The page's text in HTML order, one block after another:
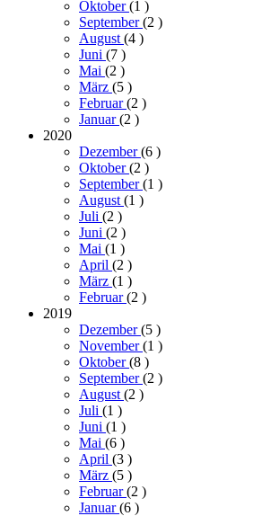
Oktober(1 )
September(2 )
August (4 )
Juni (7 )
Mai (2 )
März (5 )
Februar(2 )
Januar(2 )
2020
Dezember(6 )
Oktober(2 )
September(1 )
August (1 )
Juli (2 )
Juni (2 )
Mai (1 )
April (2 )
März (1 )
Februar(2 )
2019
Dezember(5 )
November(1 )
Oktober(8 )
September(2 )
August (2 )
Juli (1 )
Juni (1 )
Mai (6 )
April (3 )
März (5 )
Februar(2 )
Januar(6 )